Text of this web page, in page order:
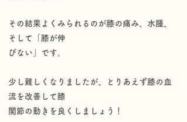
その結果よくみられるのが膝の痛み、水腫、
そして「膝が伸
びない」です。
少し難しくなりましたが、とりあえず膝の血
流を改善して膝
関節の動きを良くしましょう！